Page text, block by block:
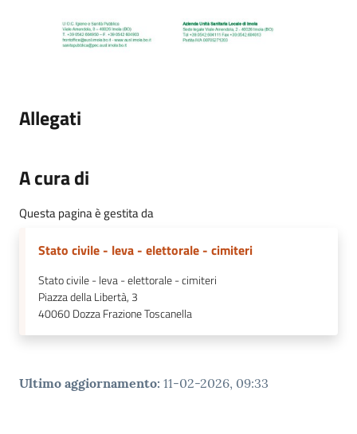
Allegati
A cura di
Questa pagina è gestita da
Stato civile - leva - elettorale - cimiteri
Stato civile - leva - elettorale - cimiteri
Piazza della Libertà, 3
40060Dozza Frazione Toscanella
Ultimo aggiornamento: 11-02-2026, 09:33